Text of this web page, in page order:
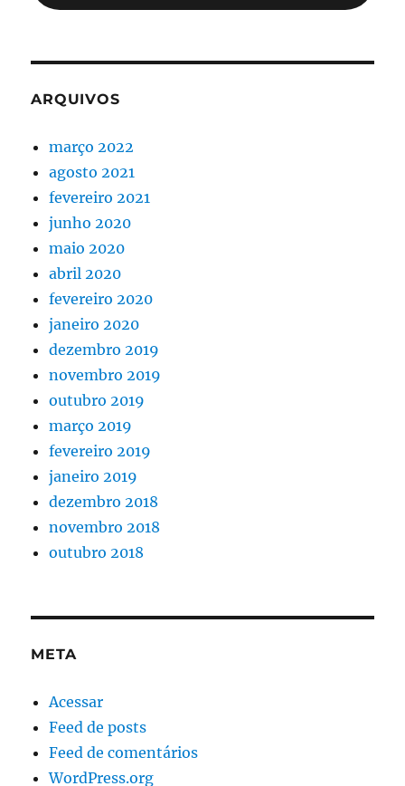
ARQUIVOS
março 2022
agosto 2021
fevereiro 2021
junho 2020
maio 2020
abril 2020
fevereiro 2020
janeiro 2020
dezembro 2019
novembro 2019
outubro 2019
março 2019
fevereiro 2019
janeiro 2019
dezembro 2018
novembro 2018
outubro 2018
META
Acessar
Feed de posts
Feed de comentários
WordPress.org